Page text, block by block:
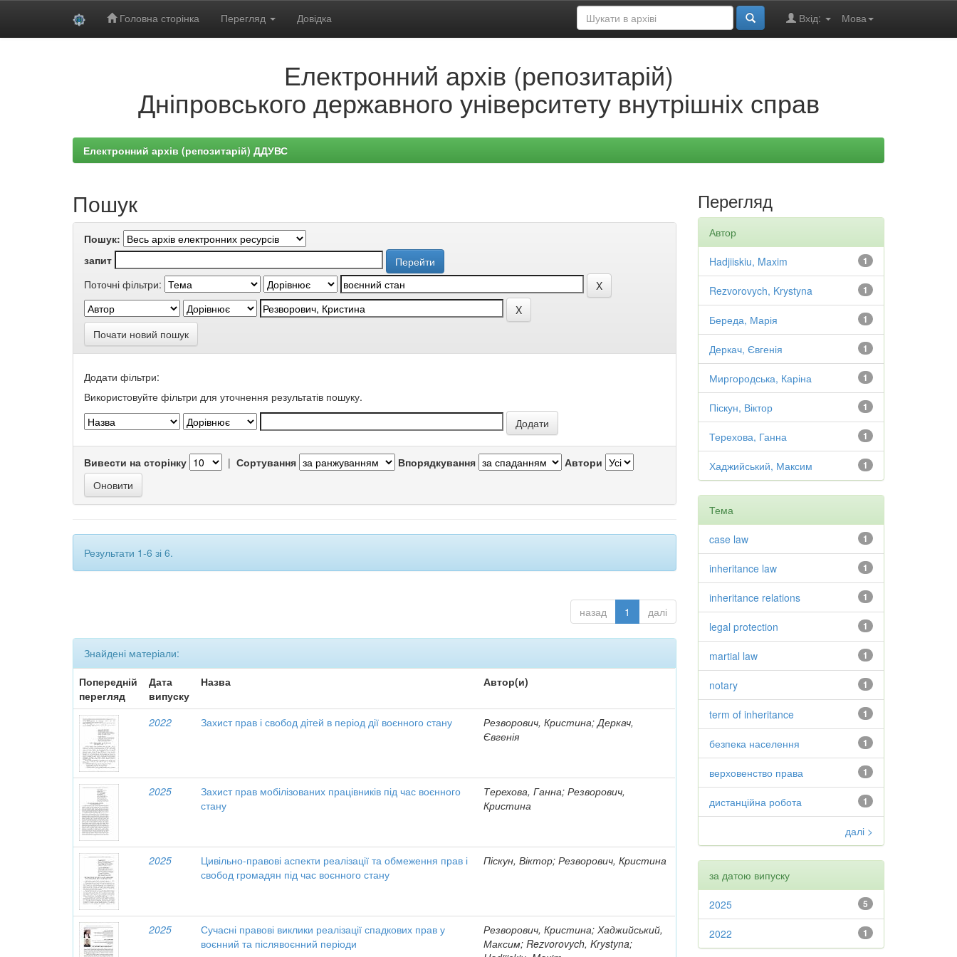
Головна сторінка Перегляд Довідка Мова
Вхід:
Електронний архів (репозитарій)
Дніпровського державного університету внутрішніх справ
Електронний архів (репозитарій) ДДУВС
Пошук
Пошук:
запит
Поточні фільтри:
Почати новий пошук
Додати фільтри:
Використовуйте фільтри для уточнення результатів пошуку.
Вивести на сторінку | Сортування Впорядкування Автори
Результати 1-6 зі 6.
назад 1 далі
Знайдені матеріали:
Попередній
перегляд
Дата
випуску
Назва Автор(и)
2022 Захист прав і свобод дітей в період дії воєнного стану
Резворович, Кристина; Деркач,
Євгенія
2025
Захист прав мобілізованих працівників під час воєнного
стану
Терехова, Ганна; Резворович,
Кристина
2025
Цивільно-правові аспекти реалізації та обмеження прав і
свобод громадян під час воєнного стану
Піскун, Віктор; Резворович, Кристина
2025
Сучасні правові виклики реалізації спадкових прав у
воєнний та післявоєнний періоди
Резворович, Кристина; Хаджийський,
Максим; Rezvorovych, Krystyna;
Перегляд
Автор
1
Hadjiiskiu, Maxim
1
Rezvorovych, Krystyna
1
Береда, Марія
1
Деркач, Євгенія
1
Миргородська, Каріна
1
Піскун, Віктор
1
Терехова, Ганна
1
Хаджийський, Максим
Тема
1
case law
1
inheritance law
1
inheritance relations
1
legal protection
1
martial law
1
notary
1
term of inheritance
1
безпека населення
1
верховенство права
1
дистанційна робота
далі >
за датою випуску
5
2025
1
2022